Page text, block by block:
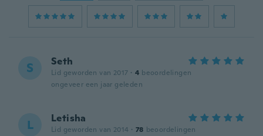
S Seth
Lid geworden van 2017 · 4 beoordelingen
ongeveer een jaar geleden
L Letisha
Lid geworden van 2014 · 78 beoordelingen